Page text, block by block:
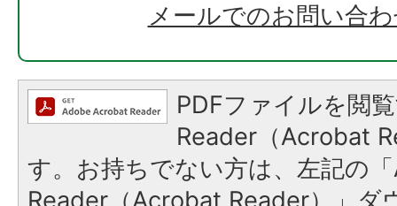
メールでのお問い合
PDFファイルを閲
Reader（Acrobat
す。お持ちでない方は、左記の